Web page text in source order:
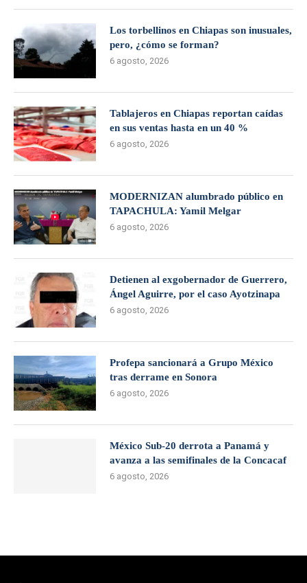
Los torbellinos en Chiapas son inusuales,
pero, ¿cómo se forman?
6 agosto, 2026
Tablajeros en Chiapas reportan caídas
en sus ventas hasta en un 40 %
6 agosto, 2026
MODERNIZAN alumbrado público en
TAPACHULA: Yamil Melgar
6 agosto, 2026
Detienen al exgobernador de Guerrero,
Ángel Aguirre, por el caso Ayotzinapa
6 agosto, 2026
Profepa sancionará a Grupo México
tras derrame en Sonora
6 agosto, 2026
México Sub-20 derrota a Panamá y
avanza a las semifinales de la Concacaf
6 agosto, 2026